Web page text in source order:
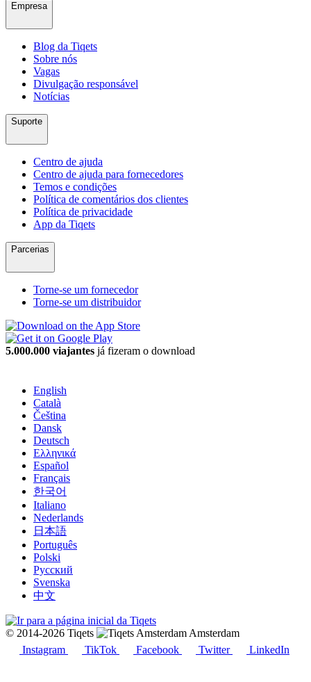
Empresa
Blog da Tiqets
Sobre nós
Vagas
Divulgação responsável
Notícias
Suporte
Centro de ajuda
Centro de ajuda para fornecedores
Temos e condições
Política de comentários dos clientes
Política de privacidade
App da Tiqets
Parcerias
Torne-se um fornecedor
Torne-se um distribuidor
5.000.000 viajantes já fizeram o download
English
Català
Čeština
Dansk
Deutsch
Ελληνικά
Español
Français
한국어
Italiano
Nederlands
日本語
Português
Polski
Русский
Svenska
中文
© 2014-2026 Tiqets
Amsterdam
Instagram
TikTok Facebook Twitter LinkedIn